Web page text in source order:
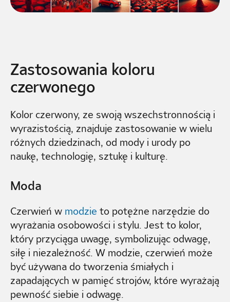
Zastosowania koloru
czerwonego
Kolor czerwony, ze swoją wszechstronnością i
wyrazistością, znajduje zastosowanie w wielu
różnych dziedzinach, od mody i urody po
naukę, technologię, sztukę i kulturę.
Moda
Czerwień w modzie to potężne narzędzie do
wyrażania osobowości i stylu. Jest to kolor,
który przyciąga uwagę, symbolizując odwagę,
siłę i niezależność. W modzie, czerwień może
być używana do tworzenia śmiałych i
zapadających w pamięć strojów, które wyrażają
pewność siebie i odwagę.